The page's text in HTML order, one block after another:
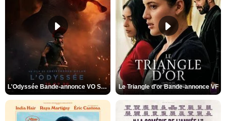
L'Odyssée Bande-annonce VO STFR Le Triangle d'or Bande-annonce VF